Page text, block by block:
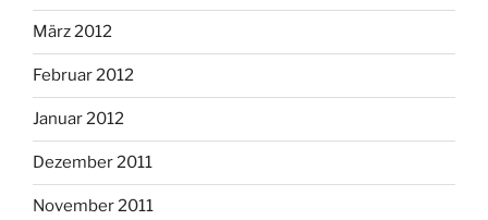
März 2012
Februar 2012
Januar 2012
Dezember 2011
November 2011